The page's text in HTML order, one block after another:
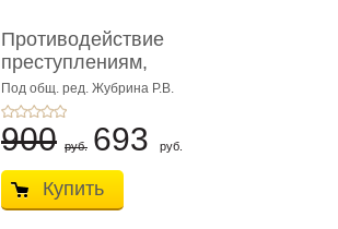
Противодействие
преступлениям,
совершаемым с ...
Под общ. ред. Жубрина Р.В.
900 руб. 693 руб.
Купить